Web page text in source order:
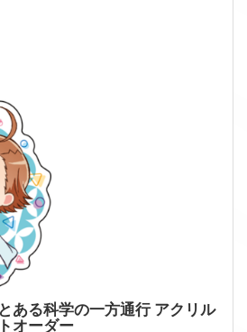
ある科学の一方通行 アクリル
オーダー